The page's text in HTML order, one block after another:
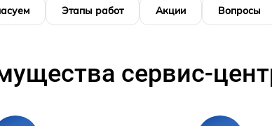
Этапы работ Акции Вопросы
сервис-